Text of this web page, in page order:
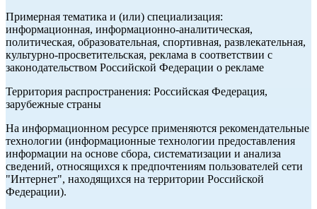
Примерная тематика и (или) специализация:
информационная, информационно-аналитическая,
политическая, образовательная, спортивная, развлекательная,
культурно-просветительская, реклама в соответствии с
законодательством Российской Федерации о рекламе
Территория распространения: Российская Федерация,
зарубежные страны
На информационном ресурсе применяются рекомендательные
технологии (информационные технологии предоставления
информации на основе сбора, систематизации и анализа
сведений, относящихся к предпочтениям пользователей сети
"Интернет", находящихся на территории Российской
Федерации).